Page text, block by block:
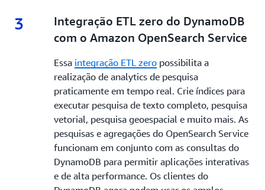
3 3.
Integração ETL zero do DynamoDB
com o Amazon OpenSearch Service
Essa integração ETL zeropossibilita a
realização de analytics de pesquisa
praticamente em tempo real. Crie índices para
executar pesquisa de texto completo, pesquisa
vetorial, pesquisa geoespacial e muito mais. As
pesquisas e agregações do OpenSearch Service
funcionam em conjunto com as consultas do
DynamoDB para permitir aplicações interativas
e de alta performance. Os clientes do